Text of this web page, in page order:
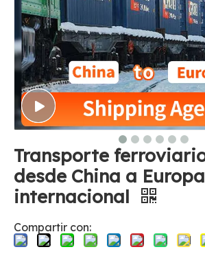
Transporte
desde China a
internacional
Compartir con: